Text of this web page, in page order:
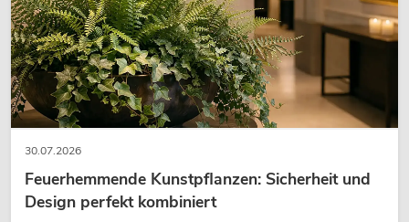
30.07.2026
Feuerhemmende Kunstpflanzen: Sicherheit und
Design perfekt kombiniert